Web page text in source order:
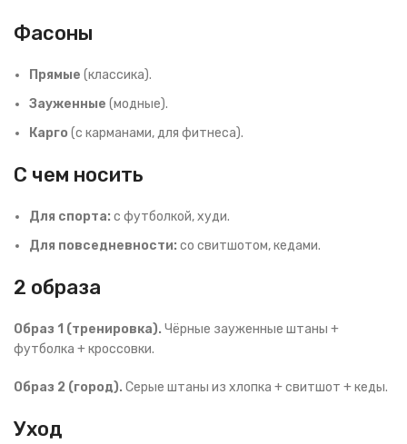
Фасоны
Прямые (классика).
Зауженные (модные).
Карго (с карманами, для фитнеса).
С чем носить
Для спорта: с футболкой, худи.
Для повседневности: со свитшотом, кедами.
2 образа
Образ 1 (тренировка). Чёрные зауженные штаны +
футболка + кроссовки.
Образ 2 (город). Серые штаны из хлопка + свитшот + кеды.
Уход